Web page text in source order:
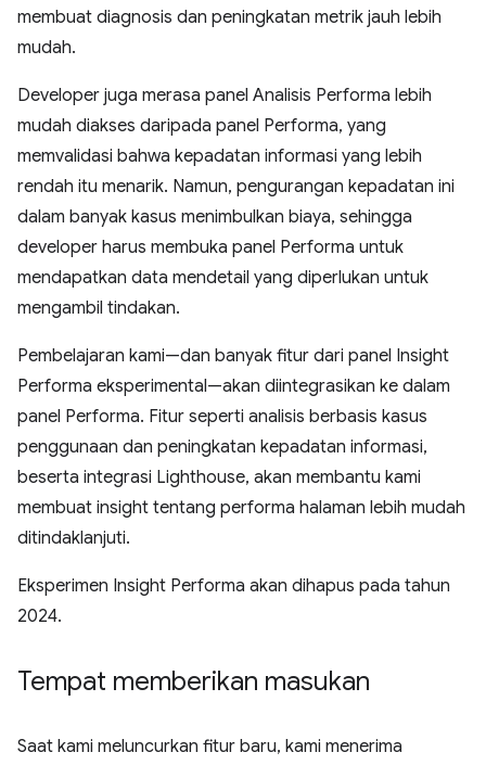
membuat diagnosis dan peningkatan metrik jauh lebih
mudah.
Developer juga merasa panel Analisis Performa lebih
mudah diakses daripada panel Performa, yang
memvalidasi bahwa kepadatan informasi yang lebih
rendah itu menarik. Namun, pengurangan kepadatan ini
dalam banyak kasus menimbulkan biaya, sehingga
developer harus membuka panel Performa untuk
mendapatkan data mendetail yang diperlukan untuk
mengambil tindakan.
Pembelajaran kami—dan banyak fitur dari panel Insight
Performa eksperimental—akan diintegrasikan ke dalam
panel Performa. Fitur seperti analisis berbasis kasus
penggunaan dan peningkatan kepadatan informasi,
beserta integrasi Lighthouse, akan membantu kami
membuat insight tentang performa halaman lebih mudah
ditindaklanjuti.
Eksperimen Insight Performa akan dihapus pada tahun
2024.
Tempat memberikan masukan
Saat kami meluncurkan fitur baru, kami menerima